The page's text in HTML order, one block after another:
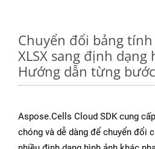
Chuyển đổi bảng
XLSX sang định dạng
Hướng dẫn từng bước
Aspose.Cells Cloud SDK cung
chóng và dễ dàng để chuyển đổi